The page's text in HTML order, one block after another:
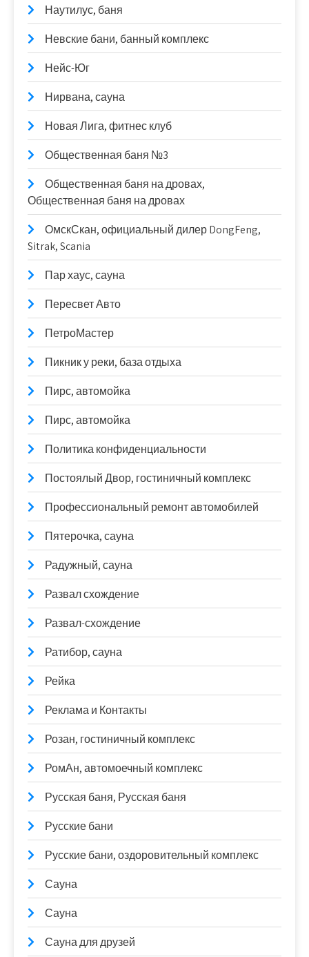
Наутилус, баня
Невские бани, банный комплекс
Нейс-Юг
Нирвана, сауна
Новая Лига, фитнес клуб
Общественная баня №3
Общественная баня на дровах,
Общественная баня на дровах
ОмскСкан, официальный дилер DongFeng,
Sitrak, Scania
Пар хаус, сауна
Пересвет Авто
ПетроМастер
Пикник у реки, база отдыха
Пирс, автомойка
Пирс, автомойка
Политика конфиденциальности
Постоялый Двор, гостиничный комплекс
Профессиональный ремонт автомобилей
Пятерочка, сауна
Радужный, сауна
Развал схождение
Развал-схождение
Ратибор, сауна
Рейка
Реклама и Контакты
Розан, гостиничный комплекс
РомАн, автомоечный комплекс
Русская баня, Русская баня
Русские бани
Русские бани, оздоровительный комплекс
Сауна
Сауна
Сауна для друзей